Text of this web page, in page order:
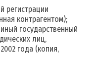
регистрации
контрагентом);
государственный
лиц,
года (копия,